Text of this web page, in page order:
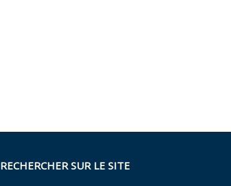
RECHERCHER SUR LE SITE